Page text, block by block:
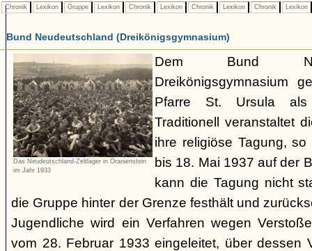
Chronik Lexikon Gruppe Lexikon Chronik Lexikon Chronik Lexikon Chronik Lexikon
Bund Neudeutschland (Dreikönigsgymnasium)
Das Neudeutschland-Zeltlager in Oranienstein
im Jahr 1933
Dem Bund
Dreikönigsgymnasium
Pfarre St. Ursula
Traditionell veranstaltet
ihre religiöse Tagung,
bis 18. Mai 1937 auf der
kann die Tagung nicht
die Gruppe hinter der Grenze festhält und
Jugendliche wird ein Verfahren wegen
vom 28. Februar 1933 eingeleitet, über dessen